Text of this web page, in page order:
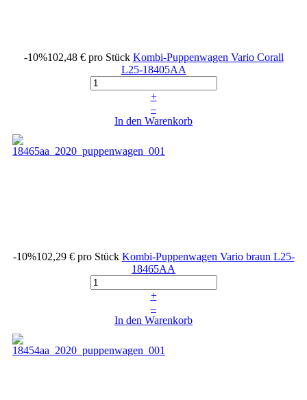
-10%102,48 € pro Stück Kombi-Puppenwagen Vario Corall
L25-18405AA
+
–
In den Warenkorb
-10%102,29 € pro Stück Kombi-Puppenwagen Vario braun L25-
18465AA
+
–
In den Warenkorb